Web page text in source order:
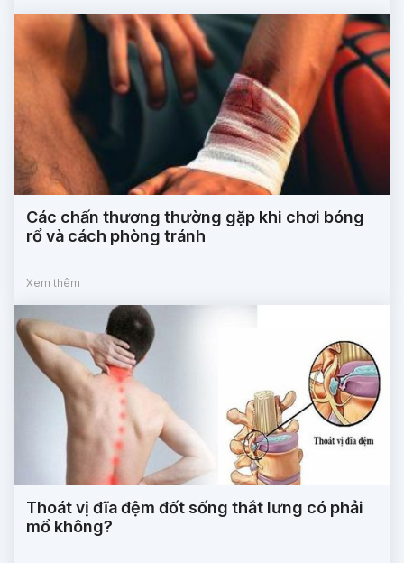
Các chấn thương thường gặp khi chơi bóng
rổ và cách phòng tránh
Xem thêm
Thoát vị đĩa đệm đốt sống thắt lưng có phải
mổ không?